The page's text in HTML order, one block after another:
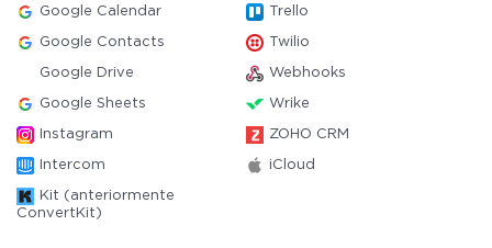
Google Calendar Trello
Google Contacts Twilio
Google Drive Webhooks
Google Sheets Wrike
Instagram ZOHO CRM
Intercom iCloud
Kit (anteriormente
ConvertKit)